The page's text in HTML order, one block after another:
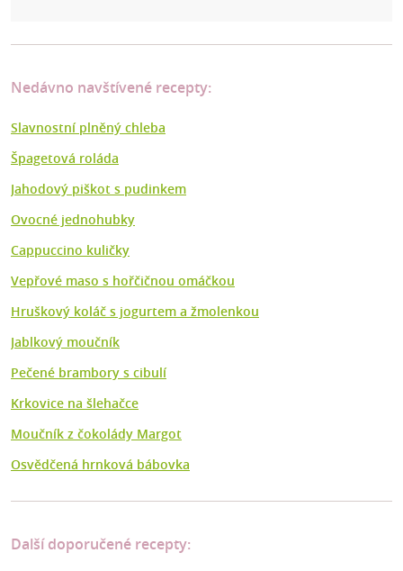
Nedávno navštívené recepty:
Slavnostní plněný chleba
Špagetová roláda
Jahodový piškot s pudinkem
Ovocné jednohubky
Cappuccino kuličky
Vepřové maso s hořčičnou omáčkou
Hruškový koláč s jogurtem a žmolenkou
Jablkový moučník
Pečené brambory s cibulí
Krkovice na šlehačce
Moučník z čokolády Margot
Osvědčená hrnková bábovka
Další doporučené recepty: